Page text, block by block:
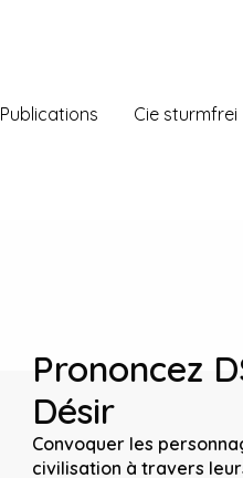
Publications Cie sturmfrei
Prononcez
Désir
Convoquer les
civilisation à travers